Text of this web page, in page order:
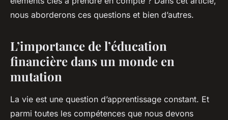
nous aborderons ces questions et bien d’autres.
L’importance de l’éducation
financière dans un monde en
mutation
La vie est une question d’apprentissage constant. Et
parmi toutes les compétences que nous devons